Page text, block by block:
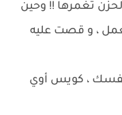
تغمرها !! وحين
، و قصت عليه
، كويس أوي